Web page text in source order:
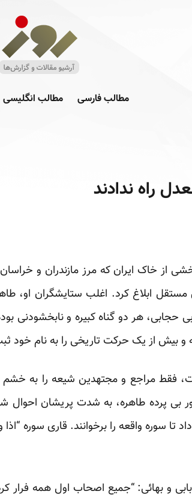
مطالب فارسی مطالب انگلیسی
راه ندادند
در بخشی از خاک ایران که مرز
مستقل ابلاغ کرد. اغلب ستایشگران او،
حجابی، هر دو گناه کبیره و نابخشودنی
از یک حرکت تاریخی را به نام خود
فقط مراجع و مجتهدین شیعه را به
بی پرده طاهره، به شدت پریشان احوال
سوره واقعه را برخوانند. قاری سوره
بابی و بهائی: “جمیع اصحاب اول همه